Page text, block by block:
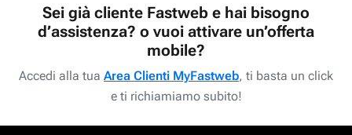
Sei già cliente Fastweb e hai bisogno
d’assistenza? o vuoi attivare un’offerta
mobile?
Accedi alla tua Area Clienti MyFastweb, ti basta un click
e ti richiamiamo subito!